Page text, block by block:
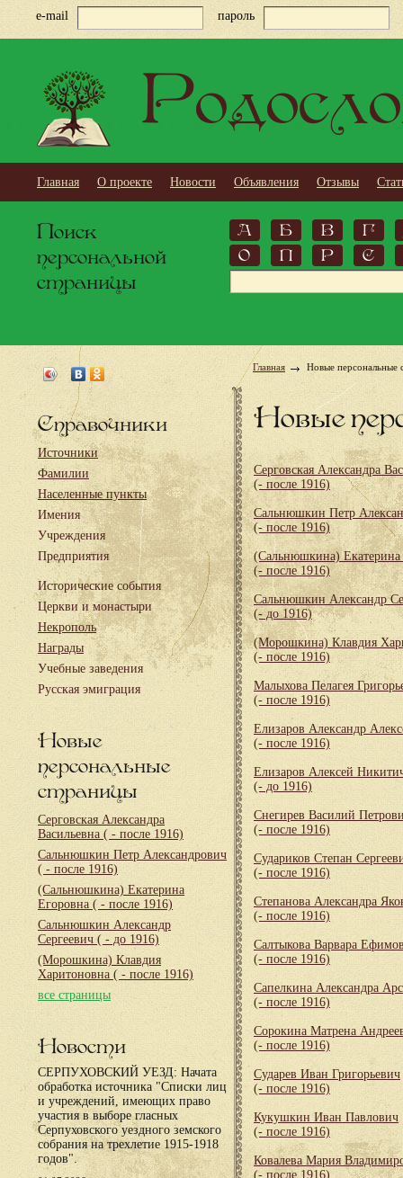
e-mail пароль
Главная О проекте Новости Объявления Отзывы
Поиск
персональной
страницы
А Б В
Г
О
П Р С
Справочники
Источники
Фамилии
Населенные пункты
Имения
Учреждения
Предприятия
Исторические события
Церкви и монастыри
Некрополь
Награды
Учебные заведения
Русская эмиграция
Новые
персональные
страницы
Серговская Александра
Васильевна ( - после 1916)
Сальнюшкин Петр Александрович
( - после 1916)
(Сальнюшкина) Екатерина
Егоровна ( - после 1916)
Сальнюшкин Александр
Сергеевич ( - до 1916)
(Морошкина) Клавдия
Харитоновна ( - после 1916)
все страницы
Новости
СЕРПУХОВСКИЙ УЕЗД: Начата
обработка источника "Списки лиц
и учреждений, имеющих право
участия в выборе гласных
Серпуховского уездного земского
собрания на трехлетие 1915-1918
годов".
Главная Новые персональные
Новые
Серговская Александра
(- после 1916)
Сальнюшкин Петр
(- после 1916)
(Сальнюшкина) Екатерина
(- после 1916)
Сальнюшкин Александр
(- до 1916)
(Морошкина) Клавдия
(- после 1916)
Малыхова Пелагея
(- после 1916)
Елизаров Александр
(- после 1916)
Елизаров Алексей
(- до 1916)
Снегирев Василий
(- после 1916)
Судариков Степан
(- после 1916)
Степанова Александра
(- после 1916)
Салтыкова Варвара
(- после 1916)
Сапелкина Александра
(- после 1916)
Сорокина Матрена
(- после 1916)
Сударев Иван Григорьевич
(- после 1916)
Кукушкин Иван Павлович
(- после 1916)
Ковалева Мария
(- после 1916)